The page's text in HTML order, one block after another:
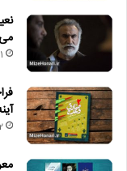
1 هفته پیش
2 هفته پیش